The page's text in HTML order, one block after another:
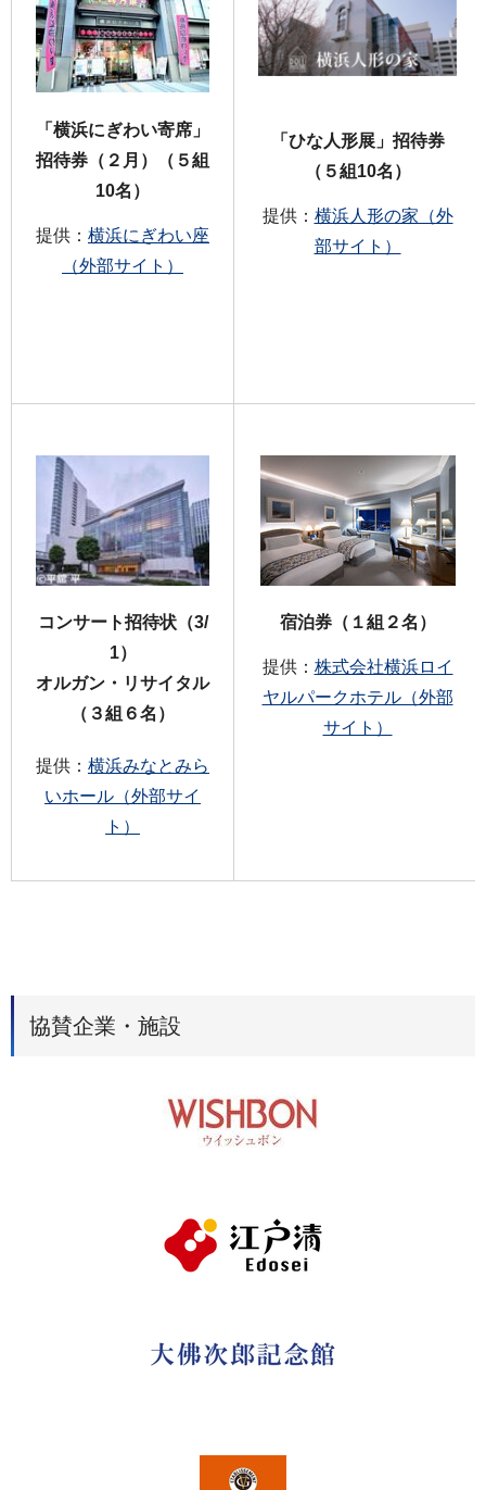
「横浜にぎわい寄席」
招待券（２月）（５組
10名）
提供： 横浜にぎわい座
（外部サイト）
「ひな人形展」招待券
（５組10名）
提供： 横浜人形の家（外
部サイト）
コンサート招待状（3/
1）
オルガン・リサイタル
（３組６名）
提供： 横浜みなとみら
いホール（外部サイ
ト）
宿泊券（１組２名）
提供： 株式会社横浜ロイ
ヤルパークホテル（外部
サイト）
協賛企業・施設